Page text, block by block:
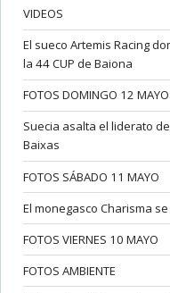
VIDEOS
El sueco Artemis Racing
la 44 CUP de Baiona
FOTOS DOMINGO 12 MAYO
Suecia asalta el liderato
Baixas
FOTOS SÁBADO 11 MAYO
El monegasco Charisma
FOTOS VIERNES 10 MAYO
FOTOS AMBIENTE